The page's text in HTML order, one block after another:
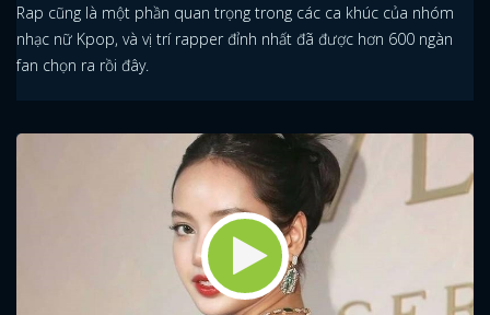
Rap cũng là một phần quan trọng trong các ca khúc của nhóm
nhạc nữ Kpop, và vị trí rapper đỉnh nhất đã được hơn 600 ngàn
fan chọn ra rồi đây.